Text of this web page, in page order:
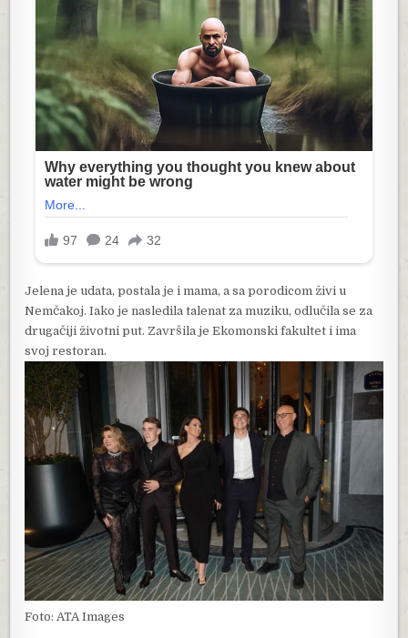
Jelena je udata, postala je i mama, a sa porodicom živi u
Nemčakoj. Iako je nasledila talenat za muziku, odlučila se za
drugačiji životni put. Završila je Ekomonski fakultet i ima
svoj restoran.
Foto: ATA Images